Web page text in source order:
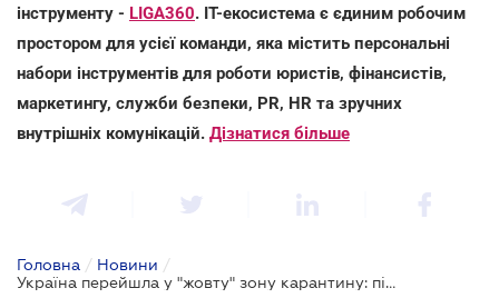
інструменту - LIGA360. IT-екосистема є єдиним робочим
простором для усієї команди, яка містить персональні
набори інструментів для роботи юристів, фінансистів,
маркетингу, служби безпеки, PR, HR та зручних
внутрішніх комунікацій. Дізнатися більше
Головна / Новини /
Україна перейшла у "жовту" зону карантину: підприємці можуть працювати без обмежень, але з ковід-сертифікатами